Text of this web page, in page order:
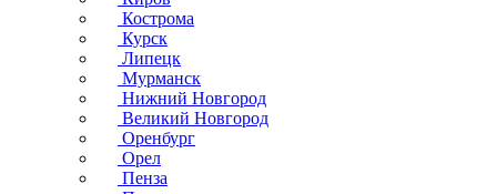
Кострома
Курск
Липецк
Мурманск
Нижний Новгород
Великий Новгород
Оренбург
Орел
Пенза